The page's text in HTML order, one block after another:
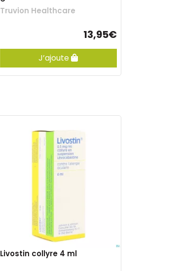
Truvion Healthcare
13,95€
J’ajoute
Livostin collyre 4 ml